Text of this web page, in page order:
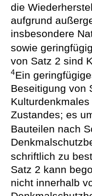
die
aufgrund
insbesondere
sowie
von Satz 2 sind
4Ein
Beseitigung von
Zustandes; es
Bauteilen nach
schriftlich zu
Satz 2 kann
nicht innerhalb